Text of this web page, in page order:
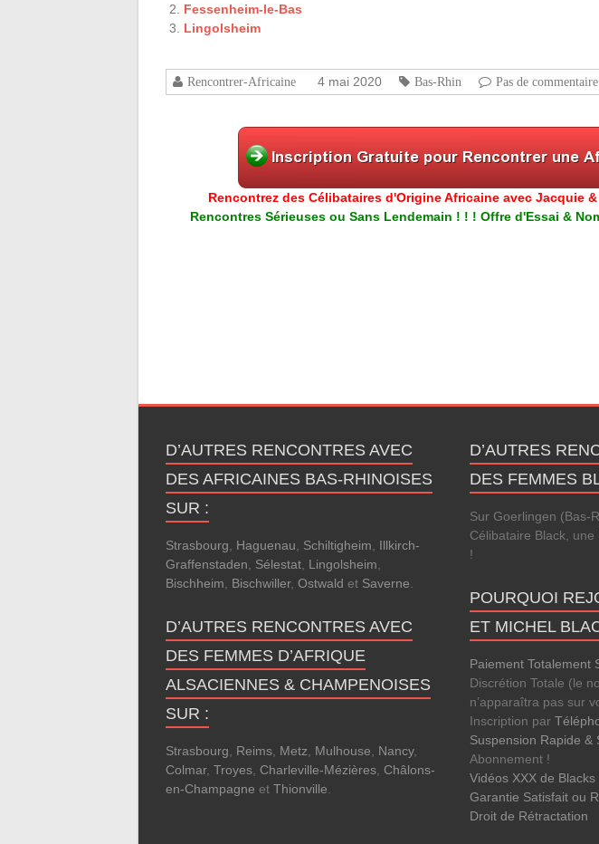
Fessenheim-le-Bas
Lingolsheim
Rencontrer-Africaine 4 mai 2020 Bas-Rhin Pas de commentaire
Rencontrez des Célibataires d'Origine Africaine avec Jacquie
Rencontres Sérieuses ou Sans Lendemain ! ! ! Offre d'Essai &
D’AUTRES RENCONTRES AVEC
DES AFRICAINES BAS-RHINOISES
SUR :
Strasbourg Haguenau Schiltigheim
Illkirch-
Graffenstaden
Sélestat Lingolsheim
Bischheim
Bischwiller, Ostwald et Saverne
D’AUTRES RENCONTRES AVEC
DES FEMMES D’AFRIQUE
ALSACIENNES & CHAMPENOISES
SUR :
Strasbourg Reims Metz Mulhouse Nancy,
Colmar, Troyes Charleville-Mézières Châlons-
en-Champagne et Thionville
D’AUTRES
DES FEMMES
Sur Goerlingen (Bas-
Célibataire Black,
!
POURQUOI
ET MICHEL
Paiement Totalement
Discrétion Totale (le
n’apparaîtra pas sur
Inscription par
Suspension Rapide &
Abonnement !
Vidéos XXX de Blacks
Garantie Satisfait ou
Droit de Rétractation